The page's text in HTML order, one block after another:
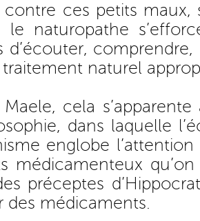
ces petits maux,
le naturopathe
comprendre,
naturel
Maele, cela
dans laquelle
englobe
médicamenteux
préceptes
des médicaments.